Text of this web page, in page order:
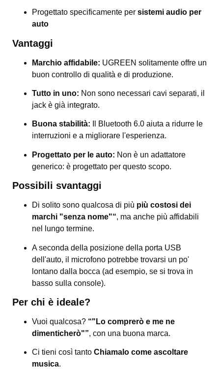
Progettato specificamente per sistemi audio per
auto
Vantaggi
Marchio affidabile: UGREEN solitamente offre un
buon controllo di qualità e di produzione.
Tutto in uno: Non sono necessari cavi separati, il
jack è già integrato.
Buona stabilità: Il Bluetooth 6.0 aiuta a ridurre le
interruzioni e a migliorare l'esperienza.
Progettato per le auto: Non è un adattatore
generico: è progettato per questo scopo.
Possibili svantaggi
Di solito sono qualcosa di più più costosi dei
marchi "senza nome"“, ma anche più affidabili
nel lungo termine.
A seconda della posizione della porta USB
dell'auto, il microfono potrebbe trovarsi un po'
lontano dalla bocca (ad esempio, se si trova in
basso sulla console).
Per chi è ideale?
Vuoi qualcosa? “"Lo comprerò e me ne
dimenticherò"”, con una buona marca.
Ci tieni così tanto Chiamalo come ascoltare
musica.